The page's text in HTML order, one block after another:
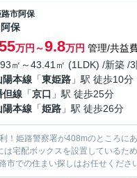
市阿保
保
万円～9.8万円 管理/共益
㎡～43.41㎡ (1LDK) /新築 /3
陽本線 「東姫路 」駅 徒歩10分
但線 「京口 」駅 徒歩25分
陽本線 「姫路 」駅 徒歩26分
！姫路警察署が408mのところに
宅配ボックスを設置している
市での住まい探しはお任せくだ